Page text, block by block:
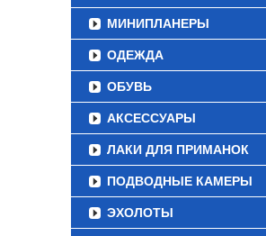
МИНИПЛАНЕРЫ
ОДЕЖДА
ОБУВЬ
АКСЕССУАРЫ
ЛАКИ ДЛЯ ПРИМАНОК
ПОДВОДНЫЕ КАМЕРЫ
ЭХОЛОТЫ